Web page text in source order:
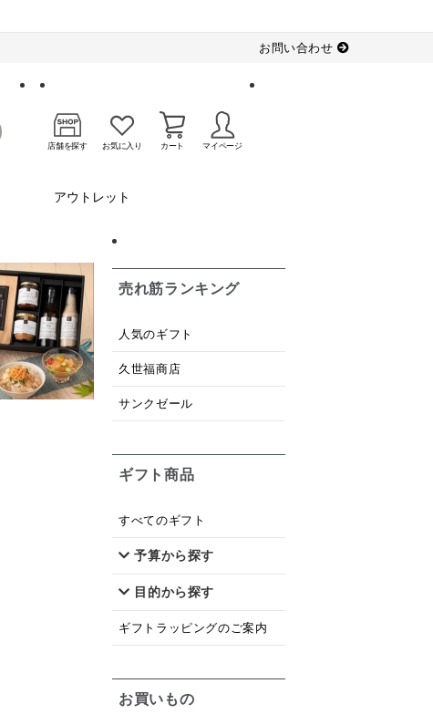
お問い合わせ
店舗を探す お気に入り カート マイページ
アウトレット
売れ筋ランキング
人気のギフト
久世福商店
サンクゼール
ギフト商品
すべてのギフト
予算から探す
目的から探す
ギフトラッピングのご案内
お買いもの